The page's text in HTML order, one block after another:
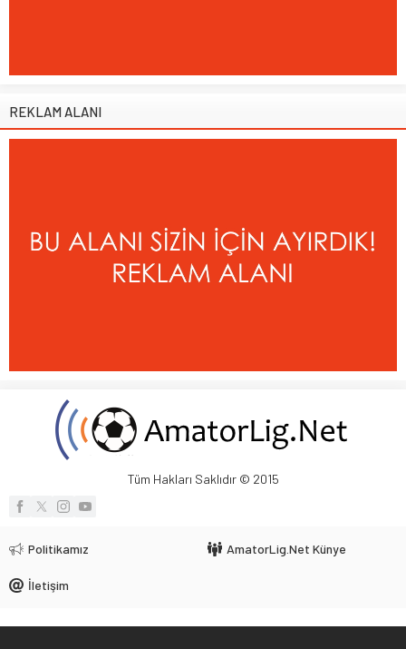
REKLAM ALANI
Tüm Hakları Saklıdır © 2015
Politikamız AmatorLig.Net Künye
İletişim